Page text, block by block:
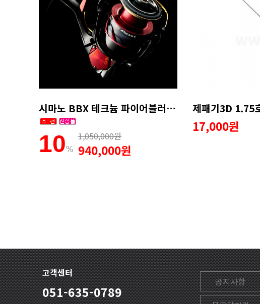
시마노 BBX 테크늄 파이어블러드 LB릴 -윤성정품(무상1회AS)
10%
1,050,000원
940,000원
17,000원
고객센터
051-635-0789
공지사항